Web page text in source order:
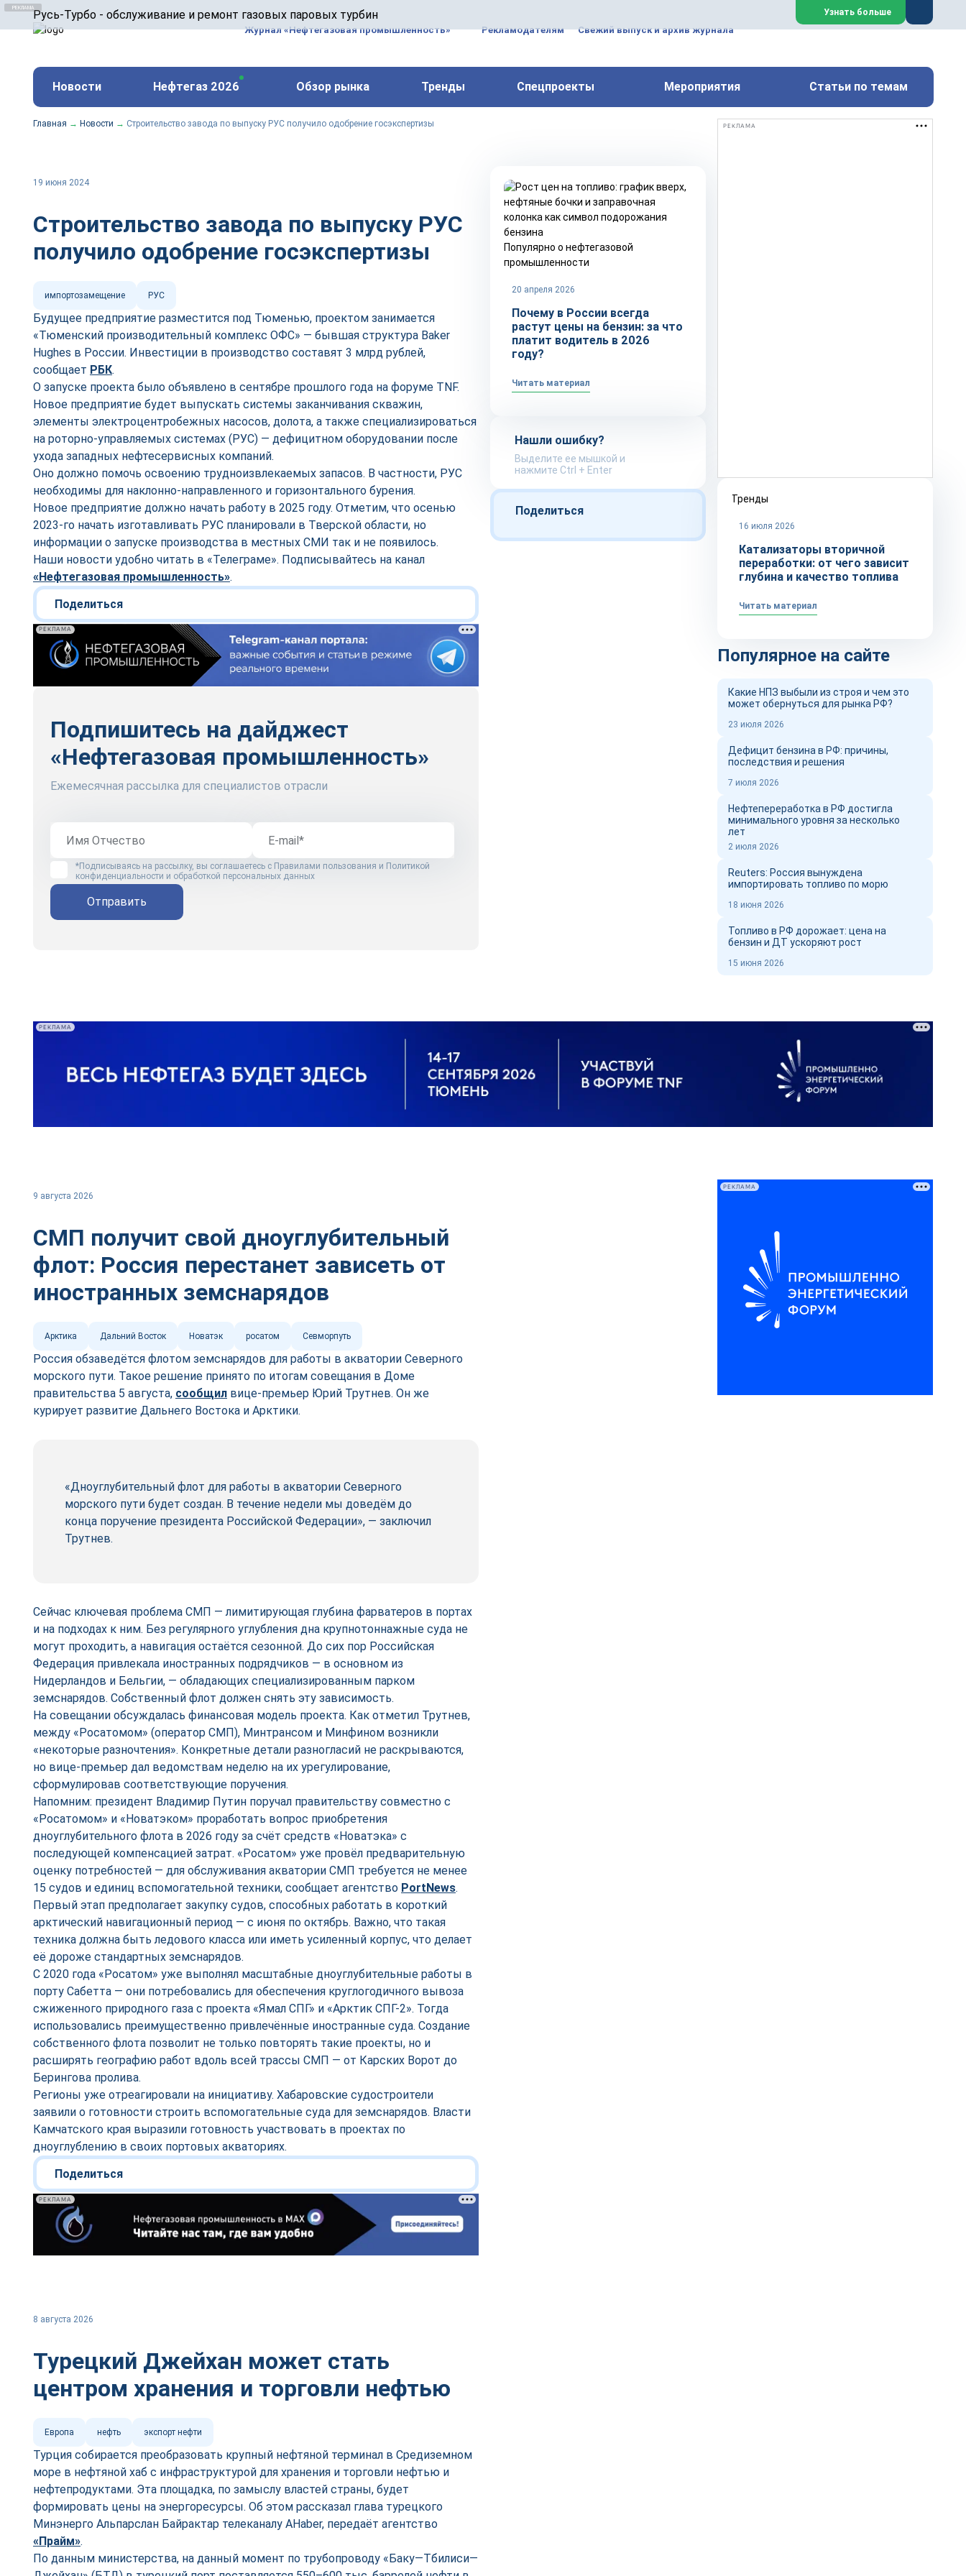
Русь-Турбо - обслуживание и ремонт газовых паровых турбин
ООО «Русь-Турбо» занимается сервисом газовых и паровых турбин, комплексным ремонтом, восстановлением, техническим обслуживанием
оборудования ТЭС, зарубежных поршневых машин и компрессоров, которые работают на нефтегазовых, нефтехимических, металлургических
и других предприятиях.
Реклама. ООО «Русь-Турбо», ИНН 7802588950
erid: F7NfYUJCUneVdwPs4znf
Закрыть
Узнать больше
Журнал «Нефтегазовая промышленность» Рекламодателям Свежий выпуск и архив журнала
Новости Нефтегаз 2026 Обзор рынка Тренды Спецпроекты Мероприятия Статьи по темам
Главная → Новости → Строительство завода по выпуску РУС получило одобрение госэкспертизы
19 июня 2024
Строительство завода по выпуску РУС
получило одобрение госэкспертизы
импортозамещение РУС
Будущее предприятие разместится под Тюменью, проектом занимается
«Тюменский производительный комплекс ОФС» — бывшая структура Baker
Hughes в России. Инвестиции в производство составят 3 млрд рублей,
сообщает РБК.
О запуске проекта было объявлено в сентябре прошлого года на форуме TNF.
Новое предприятие будет выпускать системы заканчивания скважин,
элементы электроцентробежных насосов, долота, а также специализироваться
на роторно-управляемых системах (РУС) — дефицитном оборудовании после
ухода западных нефтесервисных компаний.
Оно должно помочь освоению трудноизвлекаемых запасов. В частности, РУС
необходимы для наклонно-направленного и горизонтального бурения.
Новое предприятие должно начать работу в 2025 году. Отметим, что осенью
2023-го начать изготавливать РУС планировали в Тверской области, но
информации о запуске производства в местных СМИ так и не появилось.
Наши новости удобно читать в «Телеграме». Подписывайтесь на канал
«Нефтегазовая промышленность».
Поделиться
РЕКЛАМА
Подпишитесь на дайджест
«Нефтегазовая промышленность»
Ежемесячная рассылка для специалистов отрасли
*Подписываясь на рассылку, вы соглашаетесь с Правилами пользования и Политикой
конфиденциальности и обработкой персональных данных
Отправить
Популярно о нефтегазовой
промышленности
20 апреля 2026
Почему в России всегда
растут цены на бензин: за что
платит водитель в 2026
году?
Читать материал
Нашли ошибку?
Выделите ее мышкой и
нажмите Ctrl + Enter
Поделиться
РЕКЛАМА
Тренды
16 июля 2026
Катализаторы вторичной
переработки: от чего зависит
глубина и качество топлива
Читать материал
Популярное на сайте
Какие НПЗ выбыли из строя и чем это
может обернуться для рынка РФ?
23 июля 2026
Дефицит бензина в РФ: причины,
последствия и решения
7 июля 2026
Нефтепереработка в РФ достигла
минимального уровня за несколько
лет
2 июля 2026
Reuters: Россия вынуждена
импортировать топливо по морю
18 июня 2026
Топливо в РФ дорожает: цена на
бензин и ДТ ускоряют рост
15 июня 2026
РЕКЛАМА
9 августа 2026
СМП получит свой дноуглубительный
флот: Россия перестанет зависеть от
иностранных земснарядов
Арктика Дальний Восток Новатэк росатом Севморпуть
Россия обзаведётся флотом земснарядов для работы в акватории Северного
морского пути. Такое решение принято по итогам совещания в Доме
правительства 5 августа, сообщил вице-премьер Юрий Трутнев. Он же
курирует развитие Дальнего Востока и Арктики.
«Дноуглубительный флот для работы в акватории Северного
морского пути будет создан. В течение недели мы доведём до
конца поручение президента Российской Федерации», — заключил
Трутнев.
Сейчас ключевая проблема СМП — лимитирующая глубина фарватеров в портах
и на подходах к ним. Без регулярного углубления дна крупнотоннажные суда не
могут проходить, а навигация остаётся сезонной. До сих пор Российская
Федерация привлекала иностранных подрядчиков — в основном из
Нидерландов и Бельгии, — обладающих специализированным парком
земснарядов. Собственный флот должен снять эту зависимость.
На совещании обсуждалась финансовая модель проекта. Как отметил Трутнев,
между «Росатомом» (оператор СМП), Минтрансом и Минфином возникли
«некоторые разночтения». Конкретные детали разногласий не раскрываются,
но вице-премьер дал ведомствам неделю на их урегулирование,
сформулировав соответствующие поручения.
Напомним: президент Владимир Путин поручал правительству совместно с
«Росатомом» и «Новатэком» проработать вопрос приобретения
дноуглубительного флота в 2026 году за счёт средств «Новатэка» с
последующей компенсацией затрат. «Росатом» уже провёл предварительную
оценку потребностей — для обслуживания акватории СМП требуется не менее
15 судов и единиц вспомогательной техники, сообщает агентство PortNews.
Первый этап предполагает закупку судов, способных работать в короткий
арктический навигационный период — с июня по октябрь. Важно, что такая
техника должна быть ледового класса или иметь усиленный корпус, что делает
её дороже стандартных земснарядов.
С 2020 года «Росатом» уже выполнял масштабные дноуглубительные работы в
порту Сабетта — они потребовались для обеспечения круглогодичного вывоза
сжиженного природного газа с проекта «Ямал СПГ» и «Арктик СПГ-2». Тогда
использовались преимущественно привлечённые иностранные суда. Создание
собственного флота позволит не только повторять такие проекты, но и
расширять географию работ вдоль всей трассы СМП — от Карских Ворот до
Берингова пролива.
Регионы уже отреагировали на инициативу. Хабаровские судостроители
заявили о готовности строить вспомогательные суда для земснарядов. Власти
Камчатского края выразили готовность участвовать в проектах по
дноуглублению в своих портовых акваториях.
Поделиться
РЕКЛАМА
8 августа 2026
Турецкий Джейхан может стать
центром хранения и торговли нефтью
Европа нефть экспорт нефти
Турция собирается преобразовать крупный нефтяной терминал в Средиземном
море в нефтяной хаб с инфраструктурой для хранения и торговли нефтью и
нефтепродуктами. Эта площадка, по замыслу властей страны, будет
формировать цены на энергоресурсы. Об этом рассказал глава турецкого
Минэнерго Альпарслан Байрактар телеканалу AHaber, передаёт агентство
«Прайм».
По данным министерства, на данный момент по трубопроводу «Баку—Тбилиси—
РЕКЛАМА